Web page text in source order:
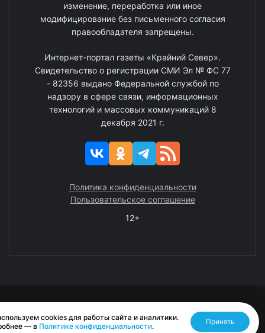
изменение, переработка или иное
модифицирование без письменного согласия
правообладателя запрещены.
Интернет-портал газеты «Крайний Север».
Свидетельство о регистрации СМИ Эл № ФС 77
- 82356 выдано Федеральной службой по
надзору в сфере связи, информационных
технологий и массовых коммуникаций 8
декабря 2021 г.
Политика конфиденциальности
Пользовательское соглашение
12+
Разработано RASA
cookies для работы сайта и аналитики.
— в Политике конфиденциальности.
Принять